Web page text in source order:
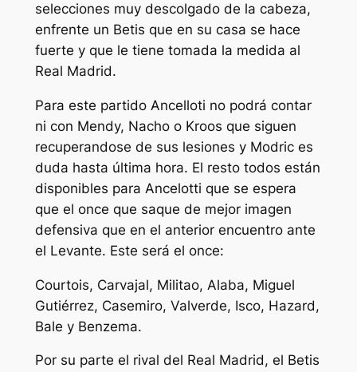
selecciones muy descolgado de la cabeza,
enfrente un Betis que en su casa se hace
fuerte y que le tiene tomada la medida al
Real Madrid.
Para este partido Ancelloti no podrá contar
ni con Mendy, Nacho o Kroos que siguen
recuperandose de sus lesiones y Modric es
duda hasta última hora. El resto todos están
disponibles para Ancelotti que se espera
que el once que saque de mejor imagen
defensiva que en el anterior encuentro ante
el Levante. Este será el once:
Courtois, Carvajal, Militao, Alaba, Miguel
Gutiérrez, Casemiro, Valverde, Isco, Hazard,
Bale y Benzema.
Por su parte el rival del Real Madrid, el Betis